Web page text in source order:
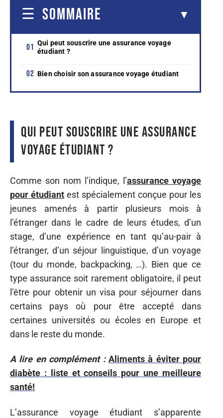
SOMMAIRE
Qui peut souscrire une assurance voyage
étudiant ?
Bien choisir son assurance voyage étudiant
Qui peut souscrire une assurance
voyage étudiant ?
Comme son nom l’indique, l’assurance voyage
pour étudiant est spécialement conçue pour les
jeunes amenés à partir plusieurs mois à
l’étranger dans le cadre de leurs études, d’un
stage, d’une expérience en tant qu’au-pair à
l’étranger, d’un séjour linguistique, d’un voyage
(tour du monde, backpacking, …). Bien que ce
type assurance soit rarement obligatoire, il peut
l’être pour obtenir un visa pour séjourner dans
certains pays où pour être accepté dans
certaines universités ou écoles en Europe et
dans le reste du monde.
A lire en complément : Aliments à éviter pour
diabète : liste et conseils pour une meilleure
santé!
L’assurance voyage étudiant s’apparente